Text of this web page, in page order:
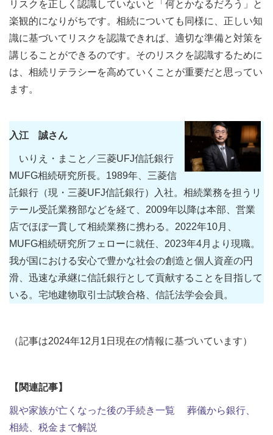
リスクを正しく認識していないと「何とかなるだろう」と
楽観的になりがちです。相続についても同様に、正しい知
識に基づいてリスクを認識できれば、適切な準備と対策を
講じることができるのです。そのリスクを認識するために
は、相続リテラシーを高めていくことが重要だと思ってい
ます。
入江 誠さん
いりえ・まこと／三菱UFJ信託銀行
MUFG相続研究所長。1989年、三菱信
託銀行（現・三菱UFJ信託銀行）入社。相続業務を担うリ
テール受託業務部などを経て、2009年以降は本部、営業
店でほぼ一貫して相続業務に携わる。2022年10月、
MUFG相続研究所フェローに就任、2023年4月より現職。
我が国における安心で豊かな社会の創造と個人資産の円
滑、迅速な承継に信託銀行として貢献することを目指して
いる。宅地建物取引士試験合格、信託法学会会員。
（記事は2024年12月1日現在の情報に基づいています）
【関連記事】
親や家族が亡くなった後の手続き一覧 葬儀から銀行、
相続、税金まで解説